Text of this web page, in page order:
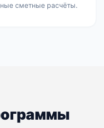
сметные расчёты.